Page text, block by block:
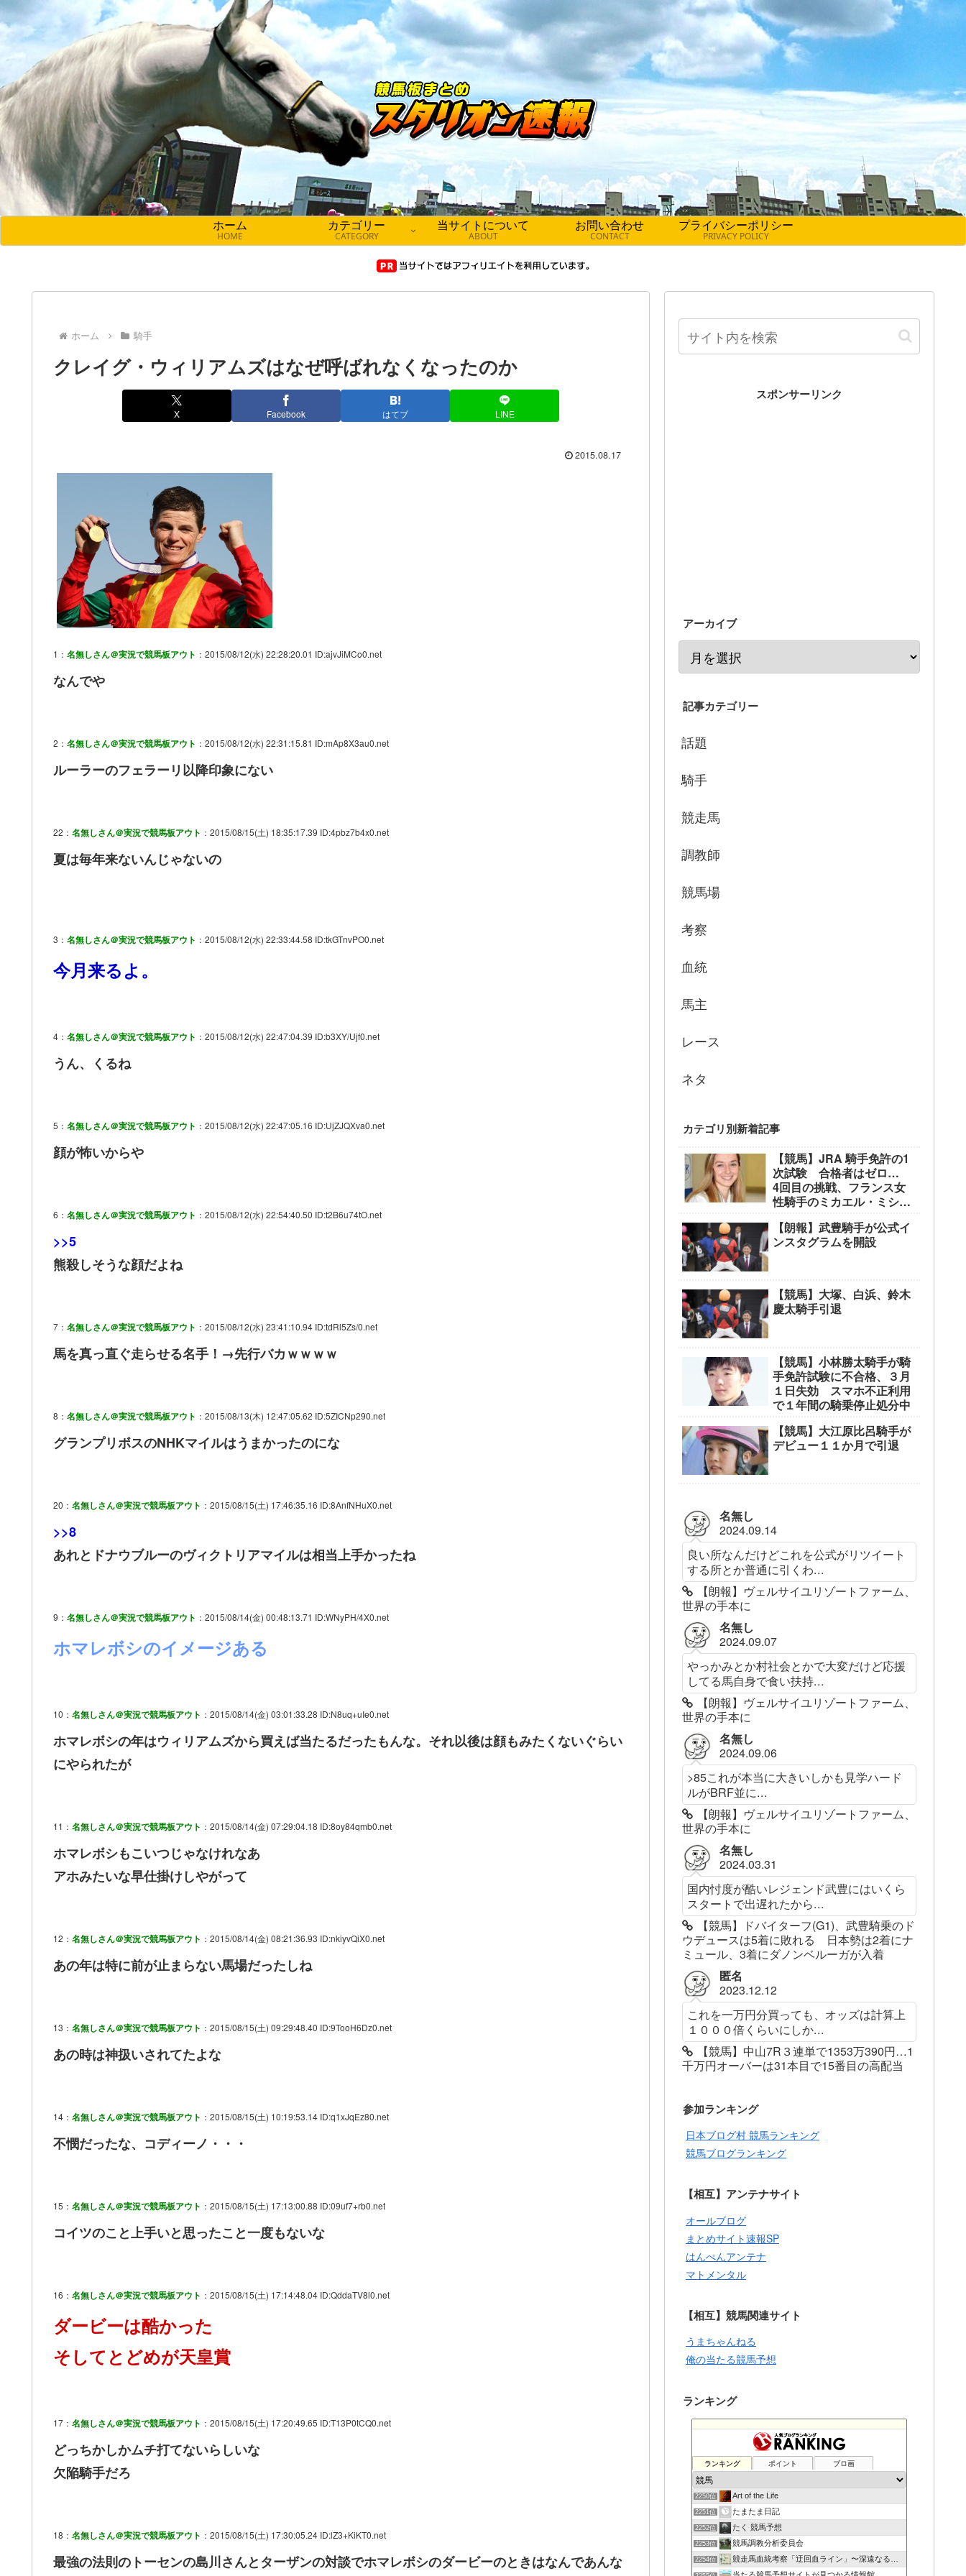
ホーム
HOME
カテゴリー
CATEGORY
当サイトについて
ABOUT
お問い合わせ
CONTACT
プライバシーポリシー
PRIVACY POLICY
ホーム 騎手
クレイグ・ウィリアムズはなぜ呼ばれなくなったのか
X Facebook はてブ LINE
2015.08.17
1： 名無しさん＠実況で競馬板アウト ：2015/08/12(水) 22:28:20.01 ID:ajvJiMCo0.net
なんでや
2： 名無しさん＠実況で競馬板アウト ：2015/08/12(水) 22:31:15.81 ID:mAp8X3au0.net
ルーラーのフェラーリ以降印象にない
22： 名無しさん＠実況で競馬板アウト ：2015/08/15(土) 18:35:17.39 ID:4pbz7b4x0.net
夏は毎年来ないんじゃないの
3： 名無しさん＠実況で競馬板アウト ：2015/08/12(水) 22:33:44.58 ID:tkGTnvPO0.net
今月来るよ。
4： 名無しさん＠実況で競馬板アウト ：2015/08/12(水) 22:47:04.39 ID:b3XY/Ujf0.net
うん、くるね
5： 名無しさん＠実況で競馬板アウト ：2015/08/12(水) 22:47:05.16 ID:UjZJQXva0.net
顔が怖いからや
6： 名無しさん＠実況で競馬板アウト ：2015/08/12(水) 22:54:40.50 ID:t2B6u74tO.net
>>5
熊殺しそうな顔だよね
7： 名無しさん＠実況で競馬板アウト ：2015/08/12(水) 23:41:10.94 ID:tdRl5Zs/0.net
馬を真っ直ぐ走らせる名手！→先行バカｗｗｗｗ
8： 名無しさん＠実況で競馬板アウト ：2015/08/13(木) 12:47:05.62 ID:5ZICNp290.net
グランプリボスのNHKマイルはうまかったのにな
20： 名無しさん＠実況で競馬板アウト ：2015/08/15(土) 17:46:35.16 ID:8AnfNHuX0.net
>>8
あれとドナウブルーのヴィクトリアマイルは相当上手かったね
9： 名無しさん＠実況で競馬板アウト ：2015/08/14(金) 00:48:13.71 ID:WNyPH/4X0.net
ホマレボシのイメージある
10： 名無しさん＠実況で競馬板アウト ：2015/08/14(金) 03:01:33.28 ID:N8uq+uIe0.net
ホマレボシの年はウィリアムズから買えば当たるだったもんな。それ以後は顔もみたくないぐらい
にやられたが
11： 名無しさん＠実況で競馬板アウト ：2015/08/14(金) 07:29:04.18 ID:8oy84qmb0.net
ホマレボシもこいつじゃなけれなあ
アホみたいな早仕掛けしやがって
12： 名無しさん＠実況で競馬板アウト ：2015/08/14(金) 08:21:36.93 ID:nkiyvQiX0.net
あの年は特に前が止まらない馬場だったしね
13： 名無しさん＠実況で競馬板アウト ：2015/08/15(土) 09:29:48.40 ID:9TooH6Dz0.net
あの時は神扱いされてたよな
14： 名無しさん＠実況で競馬板アウト ：2015/08/15(土) 10:19:53.14 ID:q1xJqEz80.net
不憫だったな、コディーノ・・・
15： 名無しさん＠実況で競馬板アウト ：2015/08/15(土) 17:13:00.88 ID:09uf7+rb0.net
コイツのこと上手いと思ったこと一度もないな
16： 名無しさん＠実況で競馬板アウト ：2015/08/15(土) 17:14:48.04 ID:QddaTV8l0.net
ダービーは酷かった
そしてとどめが天皇賞
17： 名無しさん＠実況で競馬板アウト ：2015/08/15(土) 17:20:49.65 ID:T13P0tCQ0.net
どっちかしかムチ打てないらしいな
欠陥騎手だろ
18： 名無しさん＠実況で競馬板アウト ：2015/08/15(土) 17:30:05.24 ID:lZ3+KiKT0.net
最強の法則のトーセンの島川さんとターザンの対談でホマレボシのダービーのときはなんであんな
スポンサーリンク
アーカイブ
記事カテゴリー
話題
騎手
競走馬
調教師
競馬場
考察
血統
馬主
レース
ネタ
カテゴリ別新着記事
【競馬】JRA 騎手免許の1
次試験 合格者はゼロ…
4回目の挑戦、フランス女
性騎手のミカエル・ミシェ
【朗報】武豊騎手が公式イ
ンスタグラムを開設
【競馬】大塚、白浜、鈴木
慶太騎手引退
【競馬】小林勝太騎手が騎
手免許試験に不合格、３月
１日失効 スマホ不正利用
で１年間の騎乗停止処分中
【競馬】大江原比呂騎手が
デビュー１１か月で引退
名無し
2024.09.14
良い所なんだけどこれを公式がリツイート
する所とか普通に引くわ...
【朗報】ヴェルサイユリゾートファーム、
世界の手本に
名無し
2024.09.07
やっかみとか村社会とかで大変だけど応援
してる馬自身で食い扶持...
【朗報】ヴェルサイユリゾートファーム、
世界の手本に
名無し
2024.09.06
>85これが本当に大きいしかも見学ハード
ルがBRF並に...
【朗報】ヴェルサイユリゾートファーム、
世界の手本に
名無し
2024.03.31
国内忖度が酷いレジェンド武豊にはいくら
スタートで出遅れたから...
【競馬】ドバイターフ(G1)、武豊騎乗のド
ウデュースは5着に敗れる 日本勢は2着にナ
ミュール、3着にダノンベルーガが入着
匿名
2023.12.12
これを一万円分買っても、オッズは計算上
１０００倍くらいにしか...
【競馬】中山7R３連単で1353万390円…1
千万円オーバーは31本目で15番目の高配当
参加ランキング
日本ブログ村 競馬ランキング
競馬ブログランキング
【相互】アンテナサイト
オールブログ
まとめサイト速報SP
はんぺんアンテナ
マトメンタル
【相互】競馬関連サイト
うまちゃんねる
俺の当たる競馬予想
ランキング
ランキング ポイント ブロ画
2250位 Art of the Life
2251位 たまたま日記
2252位 たく 競馬予想
2253位 競馬調教分析委員会
2254位 競走馬血統考察「迂回血ライン」〜深遠なる血の連鎖〜